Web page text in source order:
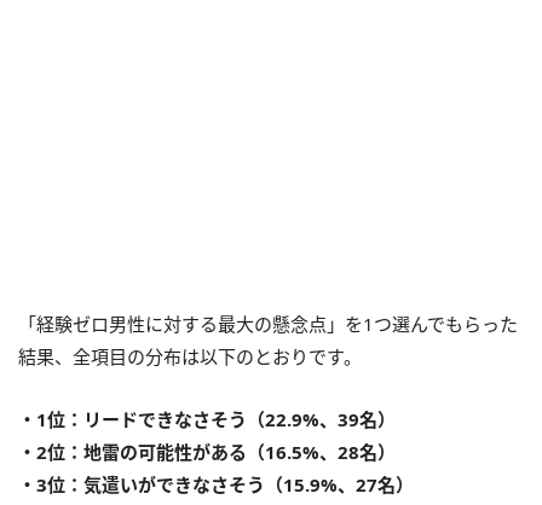
「経験ゼロ男性に対する最大の懸念点」を1つ選んでもらった
結果、全項目の分布は以下のとおりです。
・1位：リードできなさそう（22.9%、39名）
・2位：地雷の可能性がある（16.5%、28名）
・3位：気遣いができなさそう（15.9%、27名）